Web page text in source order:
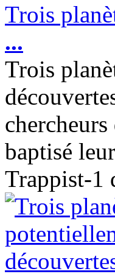
Trois
...
Trois
baptisé
Trappist-1